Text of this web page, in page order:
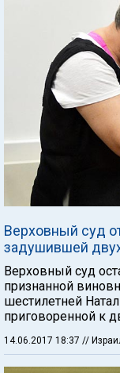
Верховный суд
задушившей
Верховный суд
признанной
шестилетней
приговоренной к
14.06.2017 18:37 //